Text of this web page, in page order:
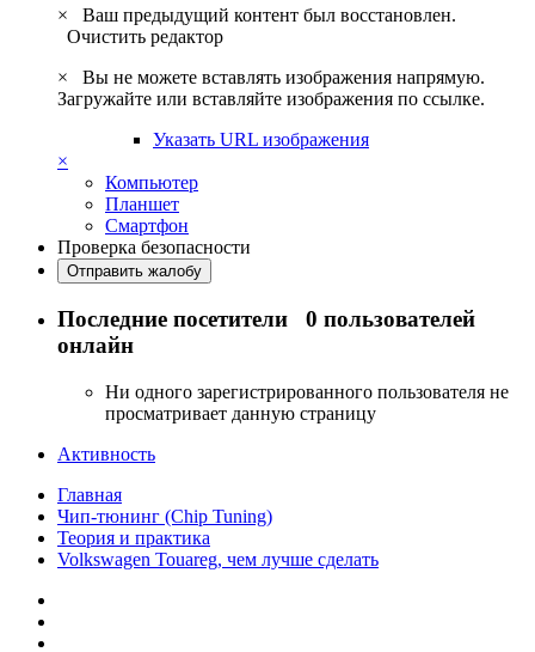
×
Ваш предыдущий контент был восстановлен.
Очистить редактор
×
Вы не можете вставлять изображения напрямую.
Загружайте или вставляйте изображения по ссылке.
Указать URL изображения
×
Компьютер
Планшет
Смартфон
Проверка безопасности
Отправить жалобу
Последние посетители 0 пользователей
онлайн
Ни одного зарегистрированного пользователя не
просматривает данную страницу
Активность
Главная
Чип-тюнинг (Chip Tuning)
Теория и практика
Volkswagen Touareg, чем лучше сделать